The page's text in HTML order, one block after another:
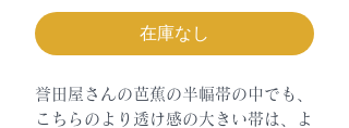
在庫なし
誉田屋さんの芭蕉の半幅帯の中でも、
こちらのより透け感の大きい帯は、よ